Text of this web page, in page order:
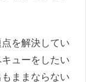
を解決してい
ューをしたい
ままならない